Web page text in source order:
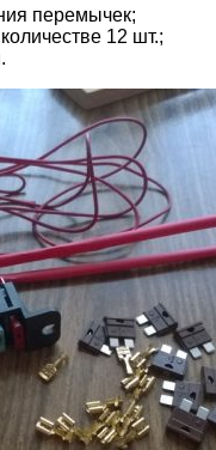
перемычек;
12 шт.;